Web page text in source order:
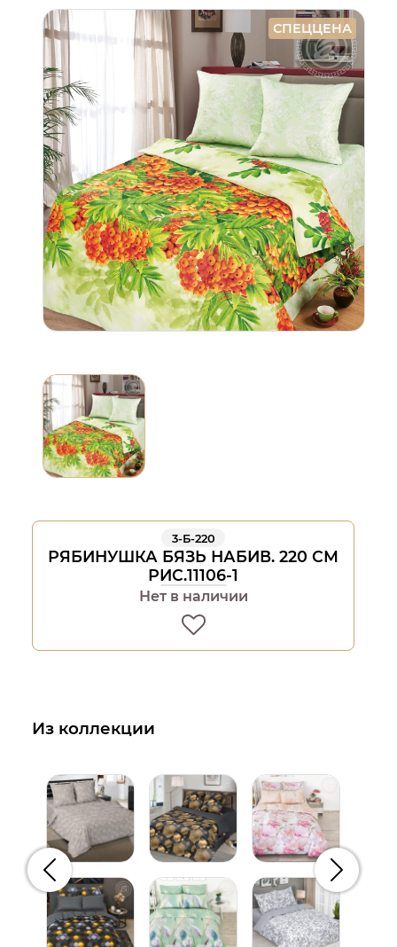
СПЕЦЦЕНА
3-Б-220
РЯБИНУШКА БЯЗЬ НАБИВ. 220 СМ
РИС.11106-1
Нет в наличии
Из коллекции
Предыдущий